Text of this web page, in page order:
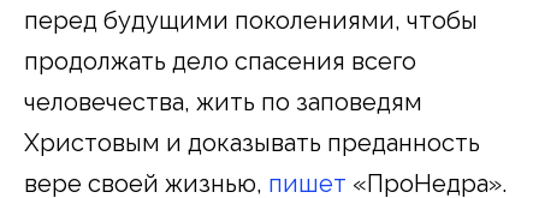
перед будущими поколениями, чтобы
продолжать дело спасения всего
человечества, жить по заповедям
Христовым и доказывать преданность
вере своей жизнью, пишет «ПроНедра».